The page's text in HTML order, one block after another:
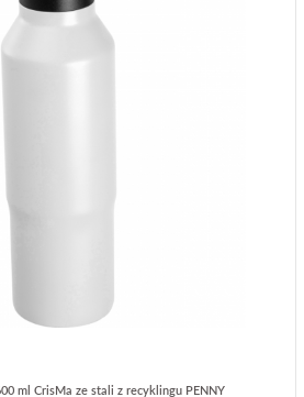
ml CrisMa ze stali z recyklingu PENNY